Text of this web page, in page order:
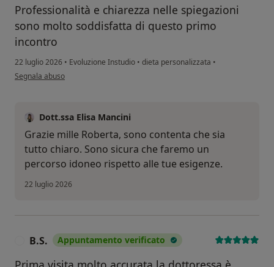
Professionalità e chiarezza nelle spiegazioni
sono molto soddisfatta di questo primo
incontro
22 luglio 2026 • Evoluzione Instudio • dieta personalizzata •
secondo l'opinione dell'utente Martini Roberta
Segnala abuso
Dott.ssa Elisa Mancini
Grazie mille Roberta, sono contenta che sia
tutto chiaro. Sono sicura che faremo un
percorso idoneo rispetto alle tue esigenze.
22 luglio 2026
B.S. Appuntamento verificato